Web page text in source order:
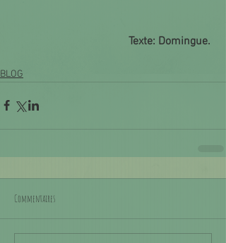
Texte: Domingue.
BLOG
Commentaires